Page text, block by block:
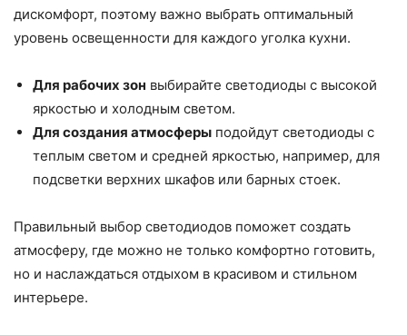
дискомфорт, поэтому важно выбрать оптимальный
уровень освещенности для каждого уголка кухни.
Для рабочих зон выбирайте светодиоды с высокой
яркостью и холодным светом.
Для создания атмосферы подойдут светодиоды с
теплым светом и средней яркостью, например, для
подсветки верхних шкафов или барных стоек.
Правильный выбор светодиодов поможет создать
атмосферу, где можно не только комфортно готовить,
но и наслаждаться отдыхом в красивом и стильном
интерьере.